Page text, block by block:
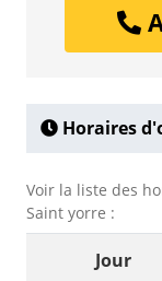
Horaires
Voir la liste des
Saint yorre :
Jour